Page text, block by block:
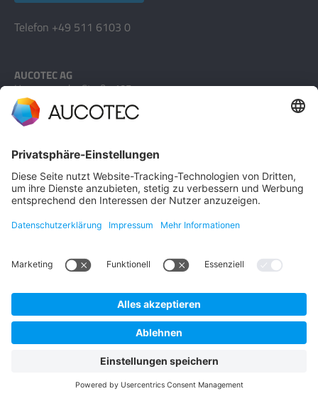
Telefon +49 511 6103 0
AUCOTEC AG
Hannoversche Straße 105
30916 Isernhagen
Germany
Datenschutz
Impressum
Deutsch